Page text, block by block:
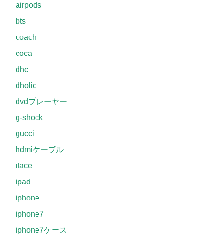
airpods
bts
coach
coca
dhc
dholic
dvdプレーヤー
g-shock
gucci
hdmiケーブル
iface
ipad
iphone
iphone7
iphone7ケース